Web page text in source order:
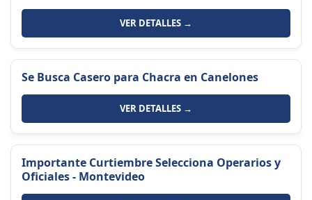
VER DETALLES →
Se Busca Casero para Chacra en Canelones
VER DETALLES →
Importante Curtiembre Selecciona Operarios y
Oficiales - Montevideo